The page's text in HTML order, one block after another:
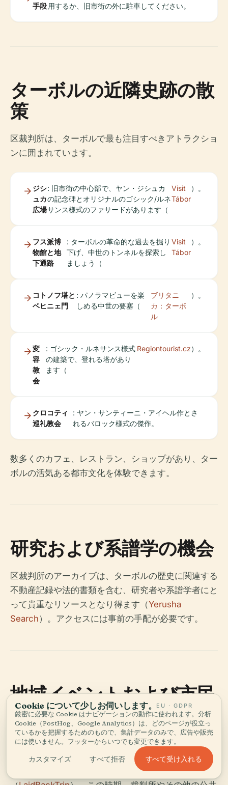
手段 用するか、旧市街の外に駐車してください。
ターボルの近隣史跡の散
策
区裁判所は、ターボルで最も注目すべきアトラクショ
ンに囲まれています。
ジシ
ュカ
広場
: 旧市街の中心部で、ヤン・ジシュカ
の記念碑とオリジナルのゴシック/ルネ
サンス様式のファサードがあります（
Visit
Tábor
）。
フス派博
物館と地
下通路
: ターボルの革命的な過去を掘り
下げ、中世のトンネルを探索し
ましょう（
Visit
Tábor
）。
コトノフ塔と
ベヒニェ門
: パノラマビューを楽
しめる中世の要塞（
ブリタニ
カ：ターボ
ル
）。
変
容
教
会
: ゴシック・ルネサンス様式
の建築で、登れる塔があり
ます（
Regiontourist.cz）。
クロコティ
巡礼教会
: ヤン・サンティーニ・アイヘル作とさ
れるバロック様式の傑作。
数多くのカフェ、レストラン、ショップがあり、ター
ボルの活気ある都市文化を体験できます。
研究および系譜学の機会
区裁判所のアーカイブは、ターボルの歴史に関連する
不動産記録や法的書類を含む、研究者や系譜学者にと
って貴重なリソースとなり得ます（Yerusha
Search）。アクセスには事前の手配が必要です。
地域イベントおよび市民
参加
ターボルのカレンダーは文化イベントで満載で、特に
毎年9月に開催されるフス派フェスティバルやターボ
ル・ミーティング中世フェスティバルがあります
Cookie について少しお伺いします。 EU · GDPR
厳密に必要な Cookie はナビゲーションの動作に使われます。分析
Cookie（PostHog、Google Analytics）は、どのページが役立っ
ているかを把握するためのもので、集計データのみで、広告や販売
には使いません。フッターからいつでも変更できます。
カスタマイズ すべて拒否 すべて受け入れる